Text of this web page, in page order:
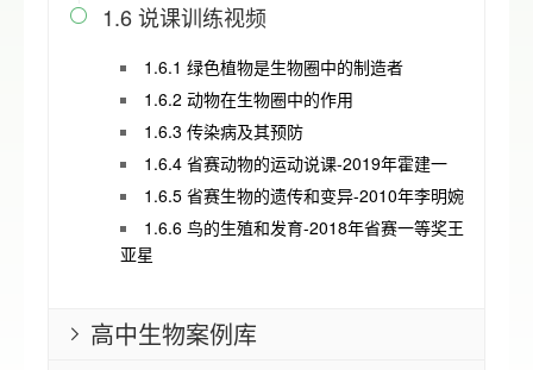
 1.6 说课训练视频
1.6.1 绿色植物是生物圈中的制造者
1.6.2 动物在生物圈中的作用
1.6.3 传染病及其预防
1.6.4 省赛动物的运动说课-2019年霍建一
1.6.5 省赛生物的遗传和变异-2010年李明婉
1.6.6 鸟的生殖和发育-2018年省赛一等奖王
亚星
高中生物案例库
